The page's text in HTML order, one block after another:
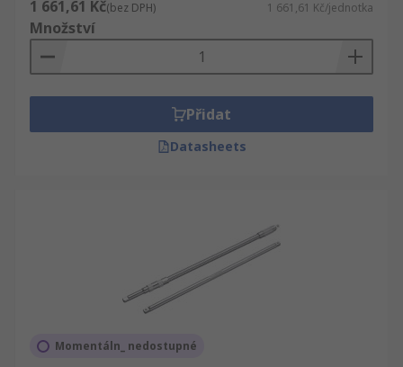
1 661,61 Kč(bez DPH) 1 661,61 Kč/jednotka
Množství
Přidat
Datasheets
Momentáln_ nedostupné